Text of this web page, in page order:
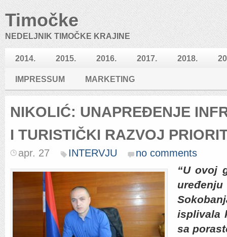
Timočke
NEDELJNIK TIMOČKE KRAJINE
2014. 2015. 2016. 2017. 2018.
IMPRESSUM MARKETING
NIKOLIĆ: UNAPREĐENJE
I TURISTIČKI RAZVOJ
apr. 27 INTERVJU no comments
“U ovoj
isplivala
sa